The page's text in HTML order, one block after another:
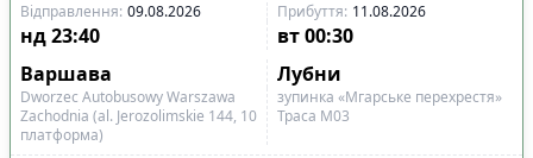
Відправлення: 09.08.2026 Прибуття: 11.08.2026
нд23:40 вт 00:30
Варшава
Лубни
Dworzec Autobusowy Warszawa
Zachodnia (al. Jerozolimskie 144, 10
платформа)
зупинка «Мгарське перехрестя»
Траса М03